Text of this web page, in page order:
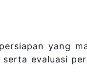
yang
evaluasi